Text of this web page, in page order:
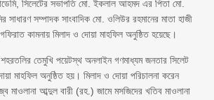
সিলেটের সভাপতি মো. ইকলাল আহমদ এর পিতা মো.
সম্পাদক সাংবাদিক মো. ওলিউর রহমানের মাতা হাজী
কামনায় মিলাদ ও দোয়া মাহফিল অনুষ্ঠিত হয়েছে।
তেমুখি পয়েটস্থ অনলাইন গণমাধ্যম জনতার সিলেট
মাহফিল অনুষ্ঠিত হয়। মিলাদ ও দোয়া পরিচালনা করেন
মাওলানা আব্দুল বারী (রহ.) জামে মসজিদের খতিব মাওলানা